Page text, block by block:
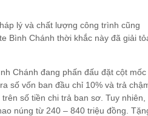
lý và chất lượng công trình cũng
Bình Chánh thời khắc này đã giải
Chánh đang phấn đấu đặt cột mốc
số vốn ban đầu chỉ 10% và trả
số tiền chi trả ban sơ. Tuy nhiên,
núng từ 240 – 840 triệu đồng.